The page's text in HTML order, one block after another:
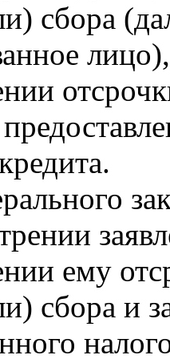
сбора
ему
сбора и